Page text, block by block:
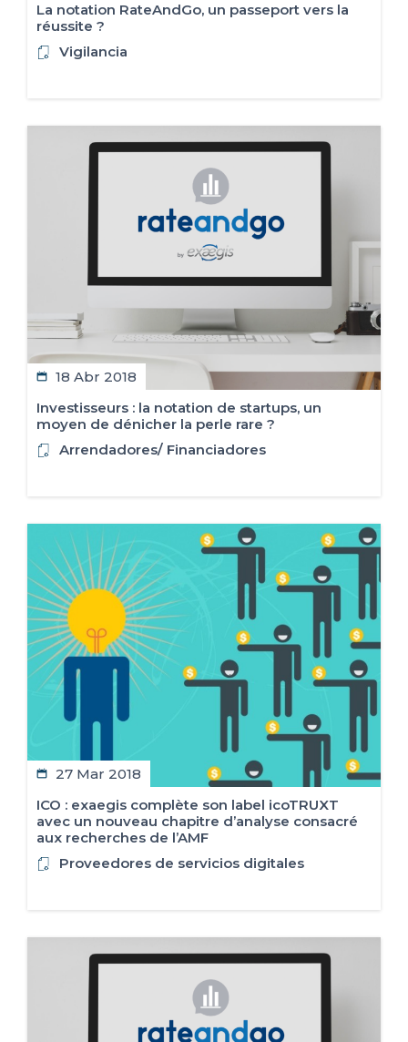
La notation RateAndGo, un passeport vers la
réussite ?
Vigilancia
18 Abr 2018
Investisseurs : la notation de startups, un
moyen de dénicher la perle rare ?
Arrendadores/ Financiadores
27 Mar 2018
ICO : exaegis complète son label icoTRUXT
avec un nouveau chapitre d’analyse consacré
aux recherches de l’AMF
Proveedores de servicios digitales